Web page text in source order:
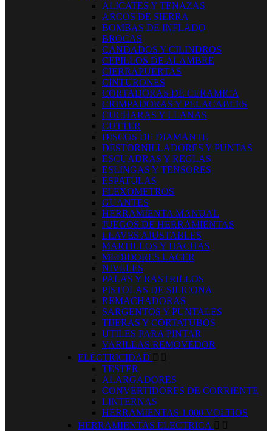
ALICATES Y TENAZAS
ARCOS DE SIERRA
BOMBAS DE INFLADO
BROCAS
CANDADOS Y CILINDROS
CEPILLOS DE ALAMBRE
CIERRAPUERTAS
CINTURONES
CORTADORAS DE CERAMICA
CRIMPADORAS Y PELACABLES
CUCHARAS Y LLANAS
CUTTER
DISCOS DE DIAMANTE
DESTORNILLADORES Y PUNTAS
ESCUADRAS Y REGLAS
ESLINGAS Y TENSORES
ESPATULAS
FLEXOMETROS
GUANTES
HERRAMIENTA MANUAL
JUEGOS DE HERRAMIENTAS
LLAVES AJUSTABLES
MARTILLOS Y HACHAS
MEDIDORES LACER
NIVELES
PALAS Y RASTRILLOS
PISTOLAS DE SILICONA
REMACHADORAS
SARGENTOS Y PUNTALES
TIJERAS Y CORTATUBOS
UTILES PARA PINTAR
VARILLAS REMOVEDOR
ELECTRICIDAD  
TESTER
ALARGADORES
CONVERTIDORES DE CORRIENTE
LINTERNAS
HERRAMIENTAS 1.000 VOLTIOS
HERRAMIENTAS ELECTRICA  